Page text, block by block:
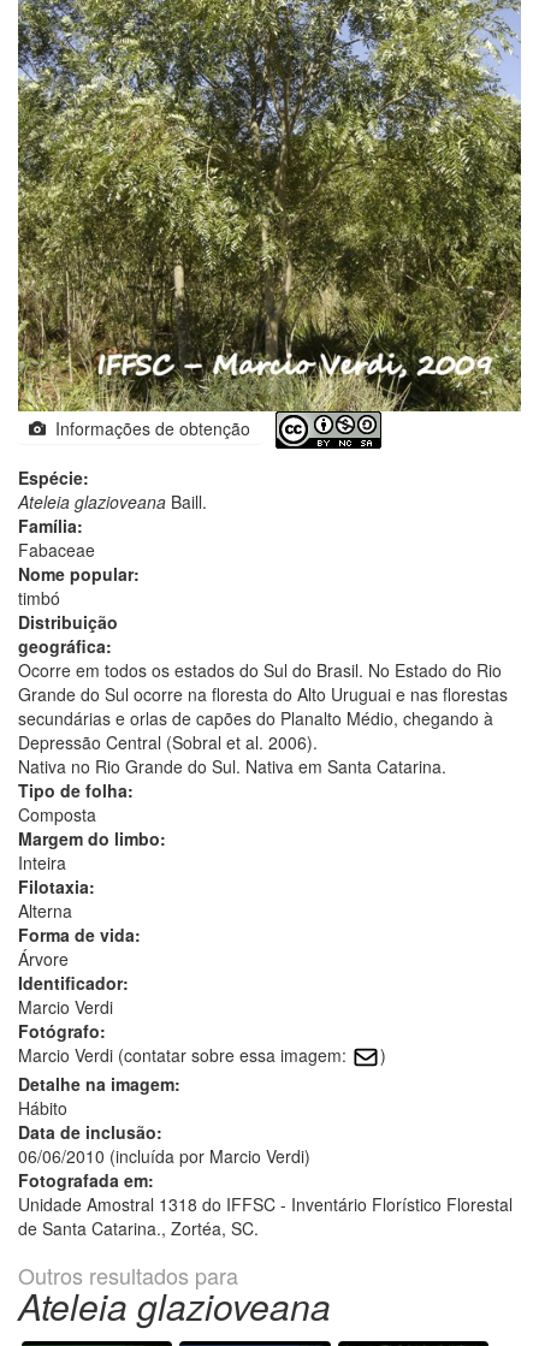
Informações de obtenção
Espécie:
Ateleia glazioveana Baill.
Família:
Fabaceae
Nome popular:
timbó
Distribuição
geográfica:
Ocorre em todos os estados do Sul do Brasil. No Estado do Rio
Grande do Sul ocorre na floresta do Alto Uruguai e nas florestas
secundárias e orlas de capões do Planalto Médio, chegando à
Depressão Central (Sobral et al. 2006).
Nativa no Rio Grande do Sul. Nativa em Santa Catarina.
Tipo de folha:
Composta
Margem do limbo:
Inteira
Filotaxia:
Alterna
Forma de vida:
Árvore
Identificador:
Marcio Verdi
Fotógrafo:
Marcio Verdi (contatar sobre essa imagem:
)
Detalhe na imagem:
Hábito
Data de inclusão:
06/06/2010 (incluída por Marcio Verdi)
Fotografada em:
Unidade Amostral 1318 do IFFSC - Inventário Florístico Florestal
de Santa Catarina., Zortéa, SC.
Outros resultados para
Ateleia glazioveana